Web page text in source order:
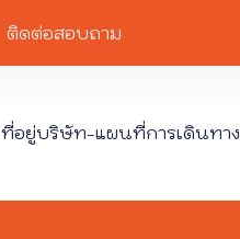
ติดต่อสอบถาม
ที่อยู่บริษัท-แผนที่การเดินทาง